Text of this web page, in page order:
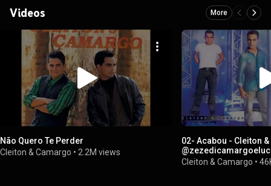
Videos More
Não Quero Te Perder
Cleiton & Camargo • 2.2M views
02- Acabou - Cleiton
Lançamento Oficial
Cleiton & Camargo •